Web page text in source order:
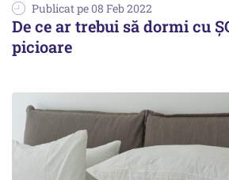
Publicat pe 08 Feb 2022
De ce ar trebui să dormi cu
picioare